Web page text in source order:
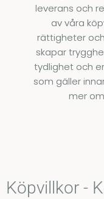
leverans och
av våra
rättigheter
skapar
tydlighet och
som gäller
mer
Köpvillkor -